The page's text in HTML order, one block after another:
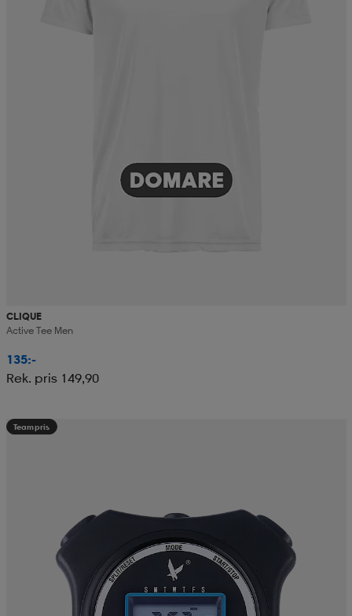
CLIQUE
Active Tee Men
135:-
Rek. pris 149,90
Teampris